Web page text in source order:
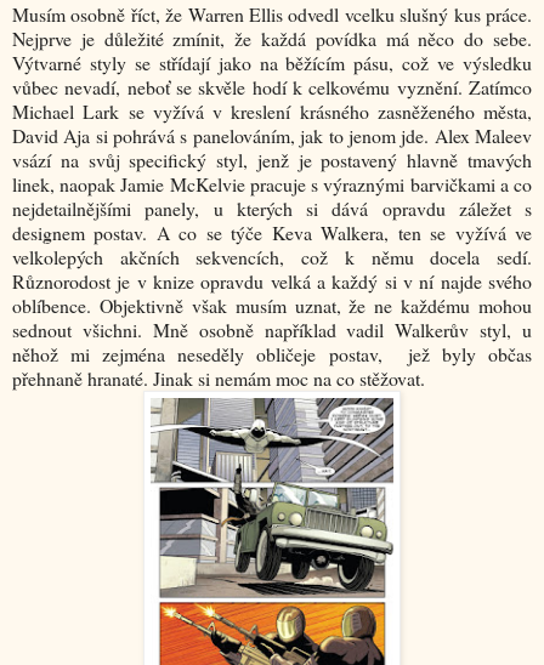
Musím osobně říct, že Warren Ellis odvedl vcelku slušný kus práce.
Nejprve je důležité zmínit, že každá povídka má něco do sebe.
Výtvarné styly se střídají jako na běžícím pásu, což ve výsledku
vůbec nevadí, neboť se skvěle hodí k celkovému vyznění. Zatímco
Michael Lark se vyžívá v kreslení krásného zasněženého města,
David Aja si pohrává s panelováním, jak to jenom jde. Alex Maleev
vsází na svůj specifický styl, jenž je postavený hlavně tmavých
linek, naopak Jamie McKelvie pracuje s výraznými barvičkami a co
nejdetailnějšími panely, u kterých si dává opravdu záležet s
designem postav. A co se týče Keva Walkera, ten se vyžívá ve
velkolepých akčních sekvencích, což k němu docela sedí.
Různorodost je v knize opravdu velká a každý si v ní najde svého
oblíbence. Objektivně však musím uznat, že ne každému mohou
sednout všichni. Mně osobně například vadil Walkerův styl, u
něhož mi zejména neseděly obličeje postav, jež byly občas
přehnaně hranaté. Jinak si nemám moc na co stěžovat.